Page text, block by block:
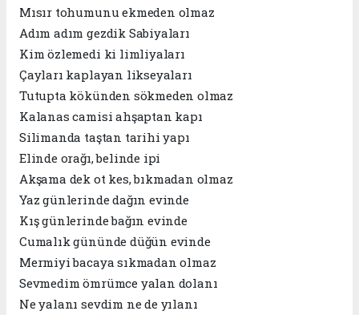
Mısır tohumunu ekmeden olmaz
Adım adım gezdik Sabiyaları
Kim özlemedi ki limliyaları
Çayları kaplayan likseyaları
Tutupta kökünden sökmeden olmaz
Kalanas camisi ahşaptan kapı
Silimanda taştan tarihi yapı
Elinde orağı, belinde ipi
Akşama dek ot kes, bıkmadan olmaz
Yaz günlerinde dağın evinde
Kış günlerinde bağın evinde
Cumalık gününde düğün evinde
Mermiyi bacaya sıkmadan olmaz
Sevmedim ömrümce yalan dolanı
Ne yalanı sevdim ne de yılanı